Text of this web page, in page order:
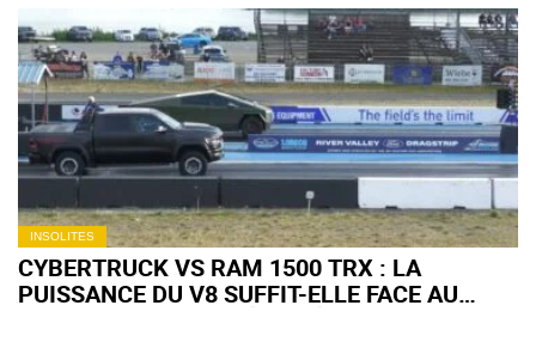
INSOLITES
CYBERTRUCK VS RAM 1500 TRX : LA
PUISSANCE DU V8 SUFFIT-ELLE FACE AU